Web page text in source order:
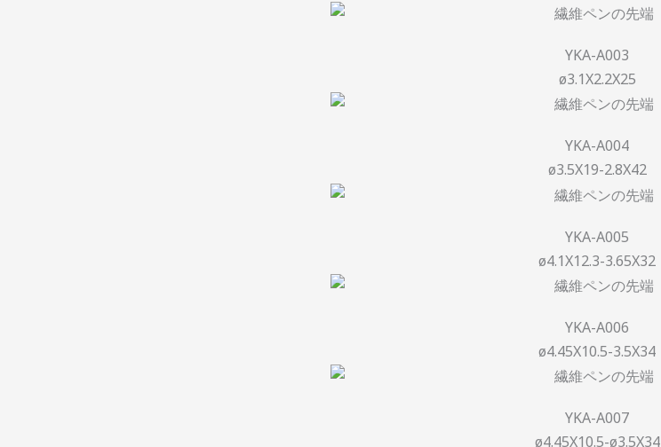
YKA-A003
ø3.1X2.2X25
YKA-A004
ø3.5X19-2.8X42
YKA-A005
ø4.1X12.3-3.65X32
YKA-A006
ø4.45X10.5-3.5X34
YKA-A007
ø4.45X10.5-ø3.5X34